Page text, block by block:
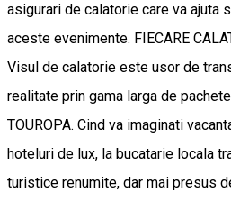
asigurari de calatorie care va ajuta
aceste evenimente. FIECARE
Visul de calatorie este usor de
realitate prin gama larga de
TOUROPA. Cind va imaginati
hoteluri de lux, la bucatarie locala
turistice renumite, dar mai presus